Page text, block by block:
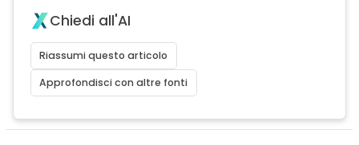
Chiedi all'AI
Riassumi questo articolo
Approfondisci con altre fonti